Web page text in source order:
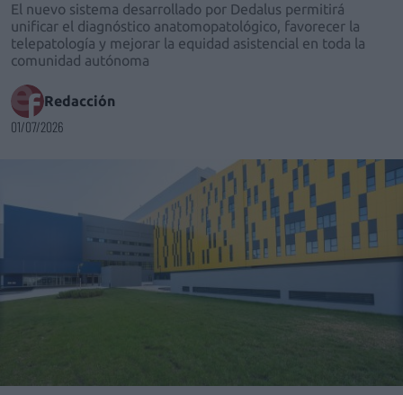
El nuevo sistema desarrollado por Dedalus permitirá
unificar el diagnóstico anatomopatológico, favorecer la
telepatología y mejorar la equidad asistencial en toda la
comunidad autónoma
Redacción
01/07/2026